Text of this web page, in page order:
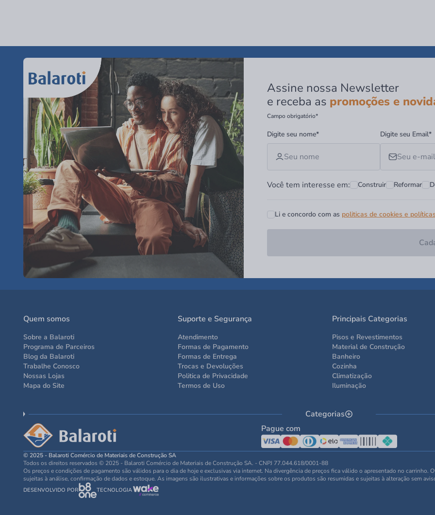
Assine nossa Newsletter
e receba as promoções e
Campo obrigatório*
Digite seu nome* Digite seu Email*
Você tem interesse em: Construir Reformar
Li e concordo com as politicas de cookies e
Quem somos
Sobre a Balaroti
Programa de Parceiros
Blog da Balaroti
Trabalhe Conosco
Nossas Lojas
Mapa do Site
Suporte e Segurança
Atendimento
Formas de Pagamento
Formas de Entrega
Trocas e Devoluções
Politica de Privacidade
Termos de Uso
Principais Categorias
Pisos e Revestimentos
Material de Construção
Banheiro
Cozinha
Climatização
Iluminação
Categorias
Pague com
© 2025 - Balaroti Comércio de Materiais de Construção SA
Todos os direitos reservados © 2025 - Balaroti Comércio de Materiais de Construção SA. - CNPJ 77.044.618/0001-88
Os preços e condições de pagamento são válidos para o dia de hoje e exclusivas via internet. Na divergência de preços fica válido o apresentado no carrinho.
sujeitas à análise, confirmação de dados e estoque. As imagens são ilustrativas e informações sobre os produtos são resumidas e sujeitas à alteração sem
DESENVOLVIDO POR TECNOLOGIA